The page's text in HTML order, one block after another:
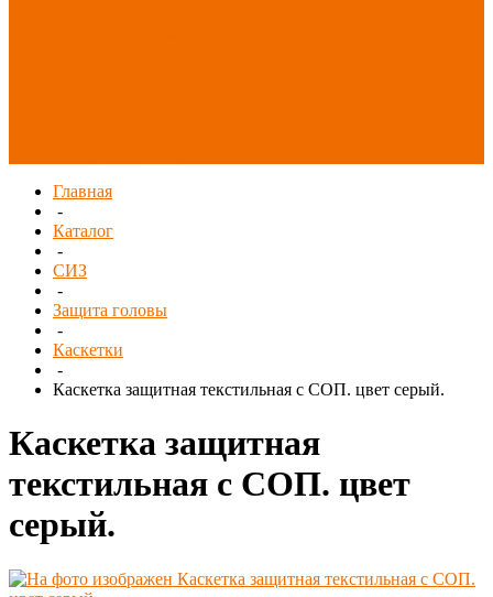
Главная
-
Каталог
-
СИЗ
-
Защита головы
-
Каскетки
-
Каскетка защитная текстильная с СОП. цвет серый.
Каскетка защитная
текстильная с СОП. цвет
серый.